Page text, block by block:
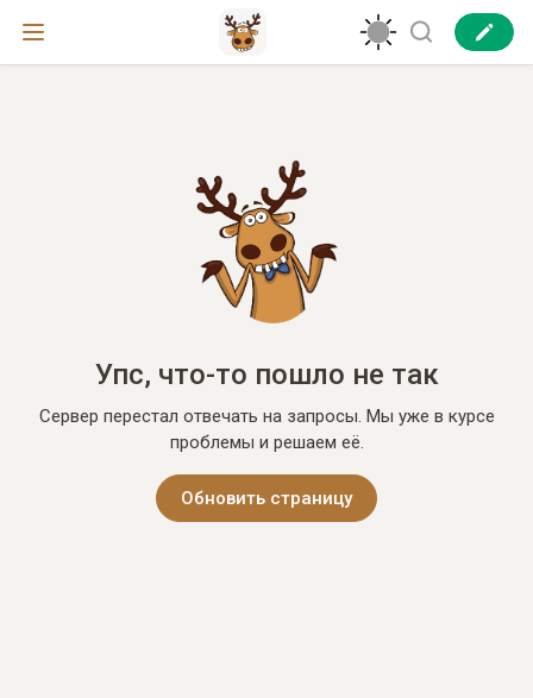
Упс, что-то пошло не так
Сервер перестал отвечать на запросы. Мы уже в курсе
проблемы и решаем её.
Обновить страницу